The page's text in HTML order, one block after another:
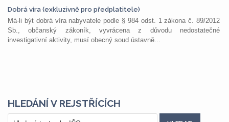
Dobrá víra (exkluzivně pro předplatitele)
Má-li být dobrá víra nabyvatele podle § 984 odst. 1 zákona č. 89/2012
Sb., občanský zákoník, vyvrácena z důvodu nedostatečné
investigativní aktivity, musí obecný soud ústavně...
HLEDÁNÍ V REJSTŘÍCÍCH